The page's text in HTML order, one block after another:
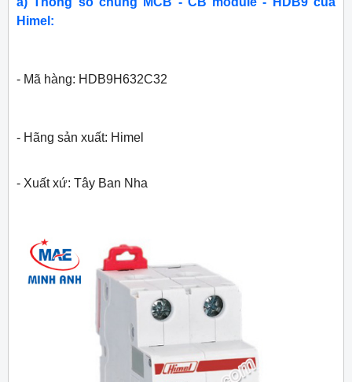
Himel:
- Mã hàng: HDB9H632C32
- Hãng sản xuất: Himel
- Xuất xứ: Tây Ban Nha